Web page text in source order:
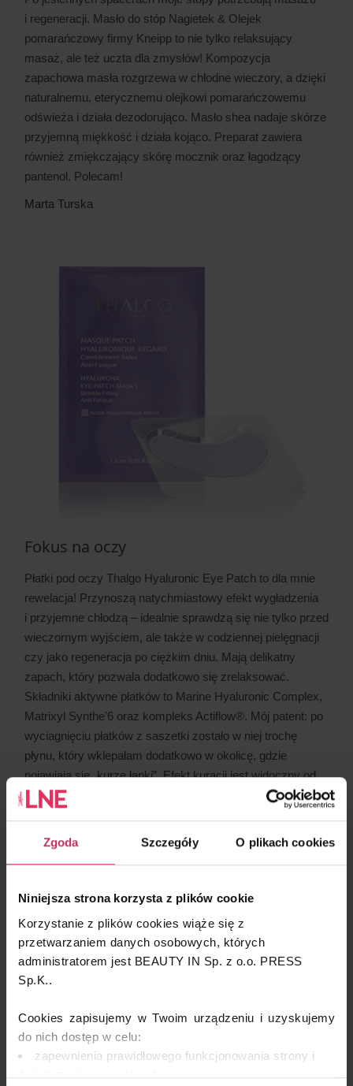
Zgoda Szczegóły O plikach cookies
Niniejsza strona korzysta z plików cookie
Korzystanie z plików cookies wiąże się z
przetwarzaniem danych osobowych, których
administratorem jest BEAUTY IN Sp. z o.o. PRESS
Sp.K..
Cookies zapisujemy w Twoim urządzeniu i uzyskujemy
do nich dostęp w celu:
zapewnienia prawidłowego funkcjonowania strony i
świadczenia naszych usług;
i regeneracji. Masło do stóp Nagietek & Olejek
pomarańczowy firmy Kneipp to nie tylko relaksujący
masaż, ale też uczta dla zmysłów! Kompozycja
zapachowa masła rozgrzewa w chłodne wieczory, a dzięki
naturalnemu, eterycznemu olejkowi pomarańczowemu
odświeża i działa dezodorująco. Masło shea nadaje skórze
przyjemną miękkość i działa kojąco. Preparat zawiera
również zmiękczający skórę mocznik oraz łagodzący
pantenol. Polecam!
Marta Turska
Fokus na oczy
Płatki pod oczy Thalgo Hyaluronic Eye Patch to dla mnie
rewelacja! Przynoszą natychmiastowy efekt wygładzenia
i przyjemne chłodzą – idealnie sprawdzą się nie tylko przed
wieczornym wyjściem, ale także w codziennej pielęgnacji
czy jako regeneracja po ciężkim dniu. Mają delikatny
zapach, który pozwala dodatkowo się zrelaksować.
Składniki aktywne płatków to Marine Hyaluronic Complex,
Matrixyl Synthe’6 oraz kompleks Actiflow®. Mój patent: po
wyciagnięciu płatków z saszetki zostało w niej trochę
płynu, który wklepałam dodatkowo w okolicę, gdzie
pojawiają się „kurze łapki”. Efekt kuracji jest widoczny od
razu – także poprzeczka została zawieszona naprawdę
Paulina Maciejewska-Jurek